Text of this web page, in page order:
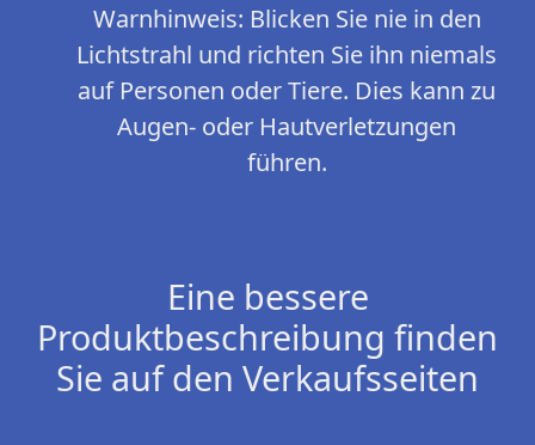
Warnhinweis: Blicken Sie nie in den
Lichtstrahl und richten Sie ihn niemals
auf Personen oder Tiere. Dies kann zu
Augen- oder Hautverletzungen
führen.
Eine bessere
Produktbeschreibung finden
Sie auf den Verkaufsseiten